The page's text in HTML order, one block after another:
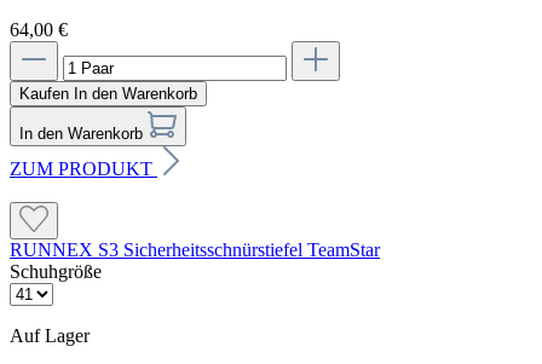
64,00 €
Kaufen In den Warenkorb
In den Warenkorb
ZUM PRODUKT
RUNNEX S3 Sicherheitsschnürstiefel TeamStar
Schuhgröße
Auf Lager